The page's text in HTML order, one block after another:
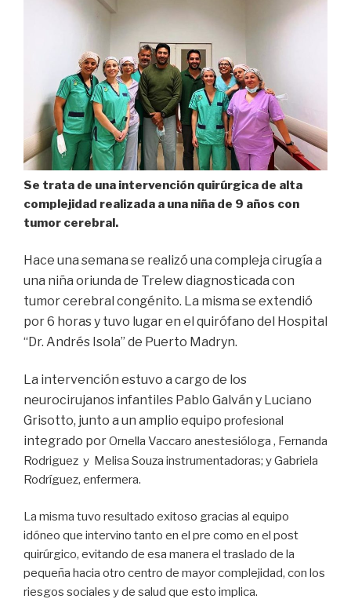
Se trata de una intervención quirúrgica de alta
complejidad realizada a una niña de 9 años con
tumor cerebral.
Hace una semana se realizó una compleja cirugía a
una niña oriunda de Trelew diagnosticada con
tumor cerebral congénito. La misma se extendió
por 6 horas y tuvo lugaren el quirófano del Hospital
“Dr. Andrés Isola” de Puerto Madryn.
La intervención estuvo a cargo de los
neurocirujanos infantiles Pablo Galván y Luciano
Grisotto, junto a un amplio equipo profesional
integrado porOrnella Vaccaro anestesióloga , Fernanda
Rodriguez y Melisa Souza instrumentadoras; y Gabriela
Rodríguez, enfermera.
La misma tuvo resultado exitoso gracias al equipo
idóneo que intervino tanto en el pre como en el post
quirúrgico, evitando de esa manera el traslado de la
pequeña hacia otro centro de mayor complejidad, con los
riesgos sociales y de salud que esto implica.